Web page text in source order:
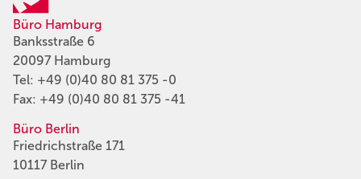
Büro Hamburg
Banksstraße 6
20097 Hamburg
Tel: +49 (0)40 80 81 375 -0
Fax: +49 (0)40 80 81 375 -41
Büro Berlin
Friedrichstraße 171
10117 Berlin